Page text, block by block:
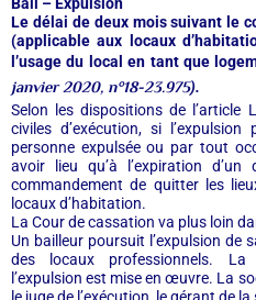
Bail – Expulsion
Le délai de deux mois suivant le
(applicable aux locaux
l’usage du local en tant que
janvier 2020, n°18-23.975).
Selon les dispositions de l’article
civiles d’exécution, si
personne expulsée ou par tout
avoir lieu qu’à l’expiration
commandement de quitter les
locaux d’habitation.
La Cour de cassation va plus loin
Un bailleur poursuit l’expulsion de
des locaux professionnels. La
l’expulsion est mise en œuvre. La